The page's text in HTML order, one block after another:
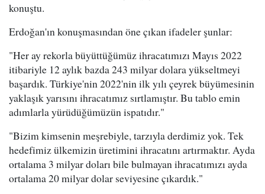
konuştu.
Erdoğan'ın konuşmasından öne çıkan ifadeler şunlar:
"Her ay rekorla büyüttüğümüz ihracatımızı Mayıs 2022
itibariyle 12 aylık bazda 243 milyar dolara yükseltmeyi
başardık. Türkiye'nin 2022'nin ilk yılı çeyrek büyümesinin
yaklaşık yarısını ihracatımız sırtlamıştır. Bu tablo emin
adımlarla yürüdüğümüzün ispatıdır."
"Bizim kimsenin meşrebiyle, tarzıyla derdimiz yok. Tek
hedefimiz ülkemizin üretimini ihracatını artırmaktır. Ayda
ortalama 3 milyar doları bile bulmayan ihracatımızı ayda
ortalama 20 milyar dolar seviyesine çıkardık."